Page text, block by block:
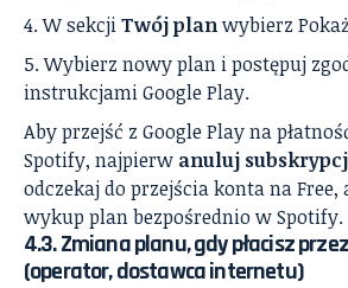
W sekcjiTwój planwybierz
Wybierz nowy plan i postępuj
instrukcjami Google Play.
Aby przejść z Google Play na
Spotify, najpierw anuluj
odczekaj do przejścia konta na Free,
wykup plan bezpośrednio w Spotify.
4.3. Zmiana planu, gdy płacisz
(operator, dostawca internetu)